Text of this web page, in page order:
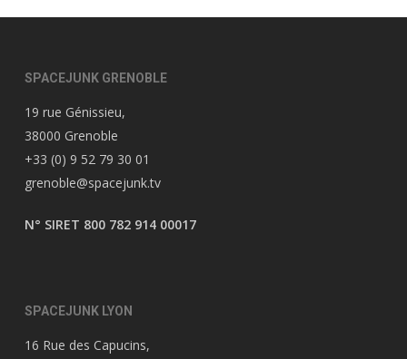
SPACEJUNK GRENOBLE
19 rue Génissieu,
38000 Grenoble
+33 (0) 9 52 79 30 01
grenoble@spacejunk.tv
N° SIRET 800 782 914 00017
SPACEJUNK LYON
16 Rue des Capucins,